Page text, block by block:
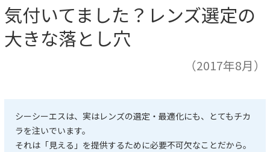
気付いてました？レンズ選定の
大きな落とし穴
（2017年8月）
シーシーエスは、実はレンズの選定・最適化にも、とてもチカ
ラを注いでいます。
それは「見える」を提供するために必要不可欠なことだから。